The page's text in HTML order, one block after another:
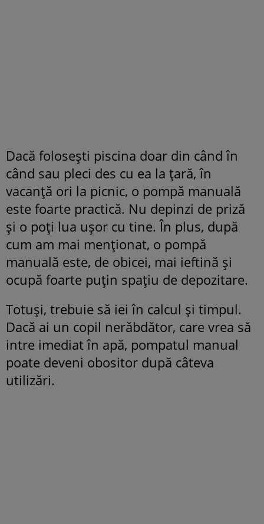
Dacă folosești piscina doar din când în
când sau pleci des cu ea la țară, în
vacanță ori la picnic, o pompă manuală
este foarte practică. Nu depinzi de priză
și o poți lua ușor cu tine. În plus, după
cum am mai menționat, o pompă
manuală este, de obicei, mai ieftină și
ocupă foarte puțin spațiu de depozitare.
Totuși, trebuie să iei în calcul și timpul.
Dacă ai un copil nerăbdător, care vrea să
intre imediat în apă, pompatul manual
poate deveni obositor după câteva
utilizări.